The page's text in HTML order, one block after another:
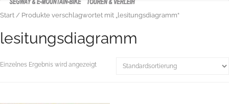
Start / Produkte verschlagwortet mit „lesitungsdiagramm“
lesitungsdiagramm
Einzelnes Ergebnis wird angezeigt